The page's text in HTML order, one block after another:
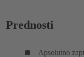
Prednosti
Apsolutno